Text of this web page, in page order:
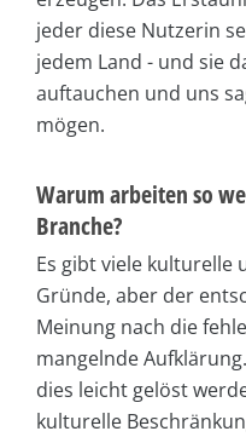
jeder diese Nutzerin
jedem Land - und sie
auftauchen und uns
mögen.
Warum arbeiten so
Branche?
Es gibt viele kulturelle
Gründe, aber der
Meinung nach die
mangelnde
dies leicht gelöst
kulturelle